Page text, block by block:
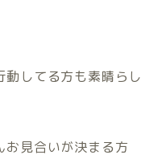
してる方も素晴らし
お見合いが決まる方